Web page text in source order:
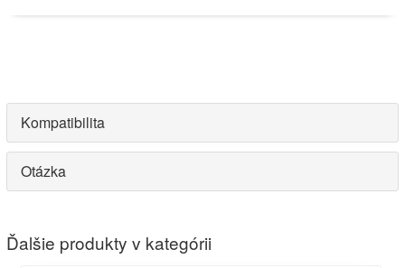
Kompatibilita
Otázka
Ďalšie produkty v kategórii